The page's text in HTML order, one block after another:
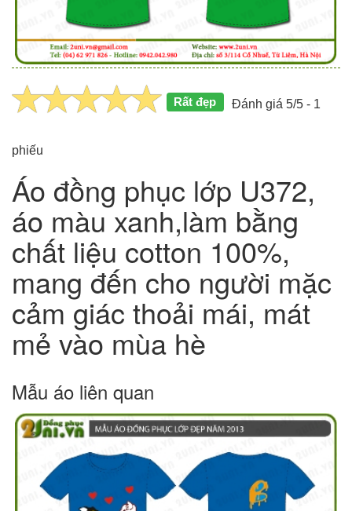
Rất đẹp Đánh giá 5/5 - 1
phiếu
Áo đồng phục lớp U372,
áo màu xanh,làm bằng
chất liệu cotton 100%,
mang đến cho người mặc
cảm giác thoải mái, mát
mẻ vào mùa hè
Mẫu áo liên quan